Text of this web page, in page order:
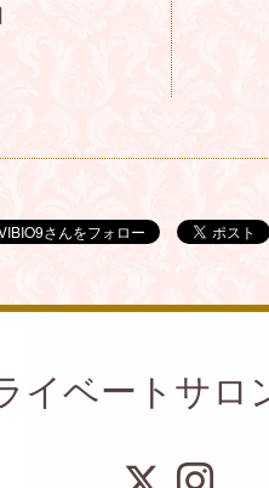
イベートサロ